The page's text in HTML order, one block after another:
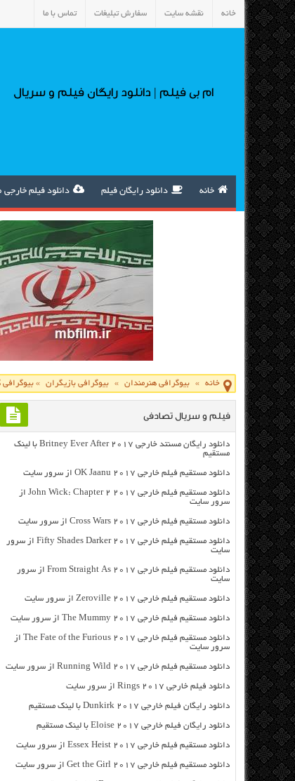
خانه نقشه سایت سفارش تبلیغات تماس با ما
ام بی فیلم | دانلود رایگان فیلم و سریال
خانه دانلود رایگان فیلم دانلود فیلم
خانه » بیوگرافی هنرمندان » بیوگرافی بازیگران »بیوگرافی
فیلم و سریال تصادفی
دانلود رایگان مسنتد خارجی Britney Ever After 2017 با لینک
مستقیم
دانلود مستقیم فیلم خارجی OK Jaanu 2017 از سرور سایت
دانلود مستقیم فیلم خارجی John Wick: Chapter 2 2017 از
سرور سایت
دانلود مستقیم فیلم خارجی Cross Wars 2017 از سرور سایت
دانلود مستقیم فیلم خارجی Fifty Shades Darker 2017 از سرور
سایت
دانلود مستقیم فیلم خارجی From Straight As 2017 از سرور
سایت
دانلود مستقیم فیلم خارجی Zeroville 2017 از سرور سایت
دانلود مستقیم فیلم خارجی The Mummy 2017 از سرور سایت
دانلود مستقیم فیلم خارجی The Fate of the Furious 2017 از
سرور سایت
دانلود مستقیم فیلم خارجی Running Wild 2017 از سرور سایت
دانلود فیلم خارجی Rings 2017 از سرور سایت
دانلود رایگان فیلم خارجی Dunkirk 2017 با لینک مستقیم
دانلود رایگان فیلم خارجی Eloise 2017 با لینک مستقیم
دانلود مستقیم فیلم خارجی Essex Heist 2017 از سرور سایت
دانلود مستقیم فیلم خارجی Get the Girl 2017 از سرور سایت